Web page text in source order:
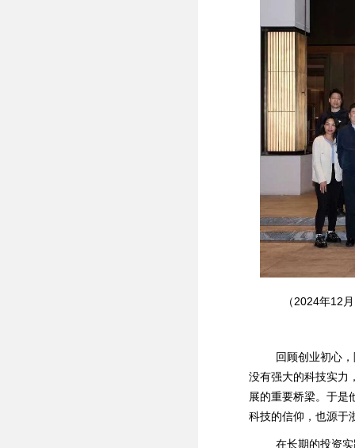
（2024年12
回顾创业初心，
没有强大的科技实力
展的重要桥梁。于是
科技的信仰，也源于
在长期的投资实